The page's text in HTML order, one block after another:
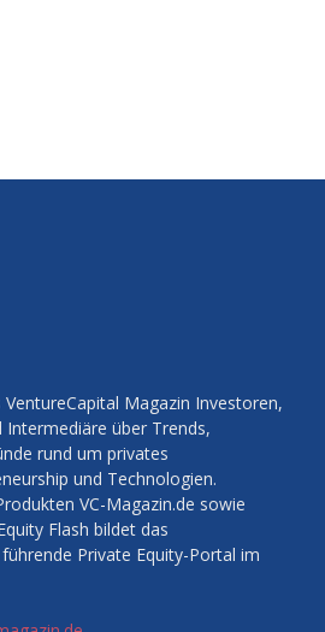
Magazin Investoren,
über Trends,
rund um privates
und Technologien.
VC-Magazin.de sowie
Flash bildet das
Private Equity-Portal im